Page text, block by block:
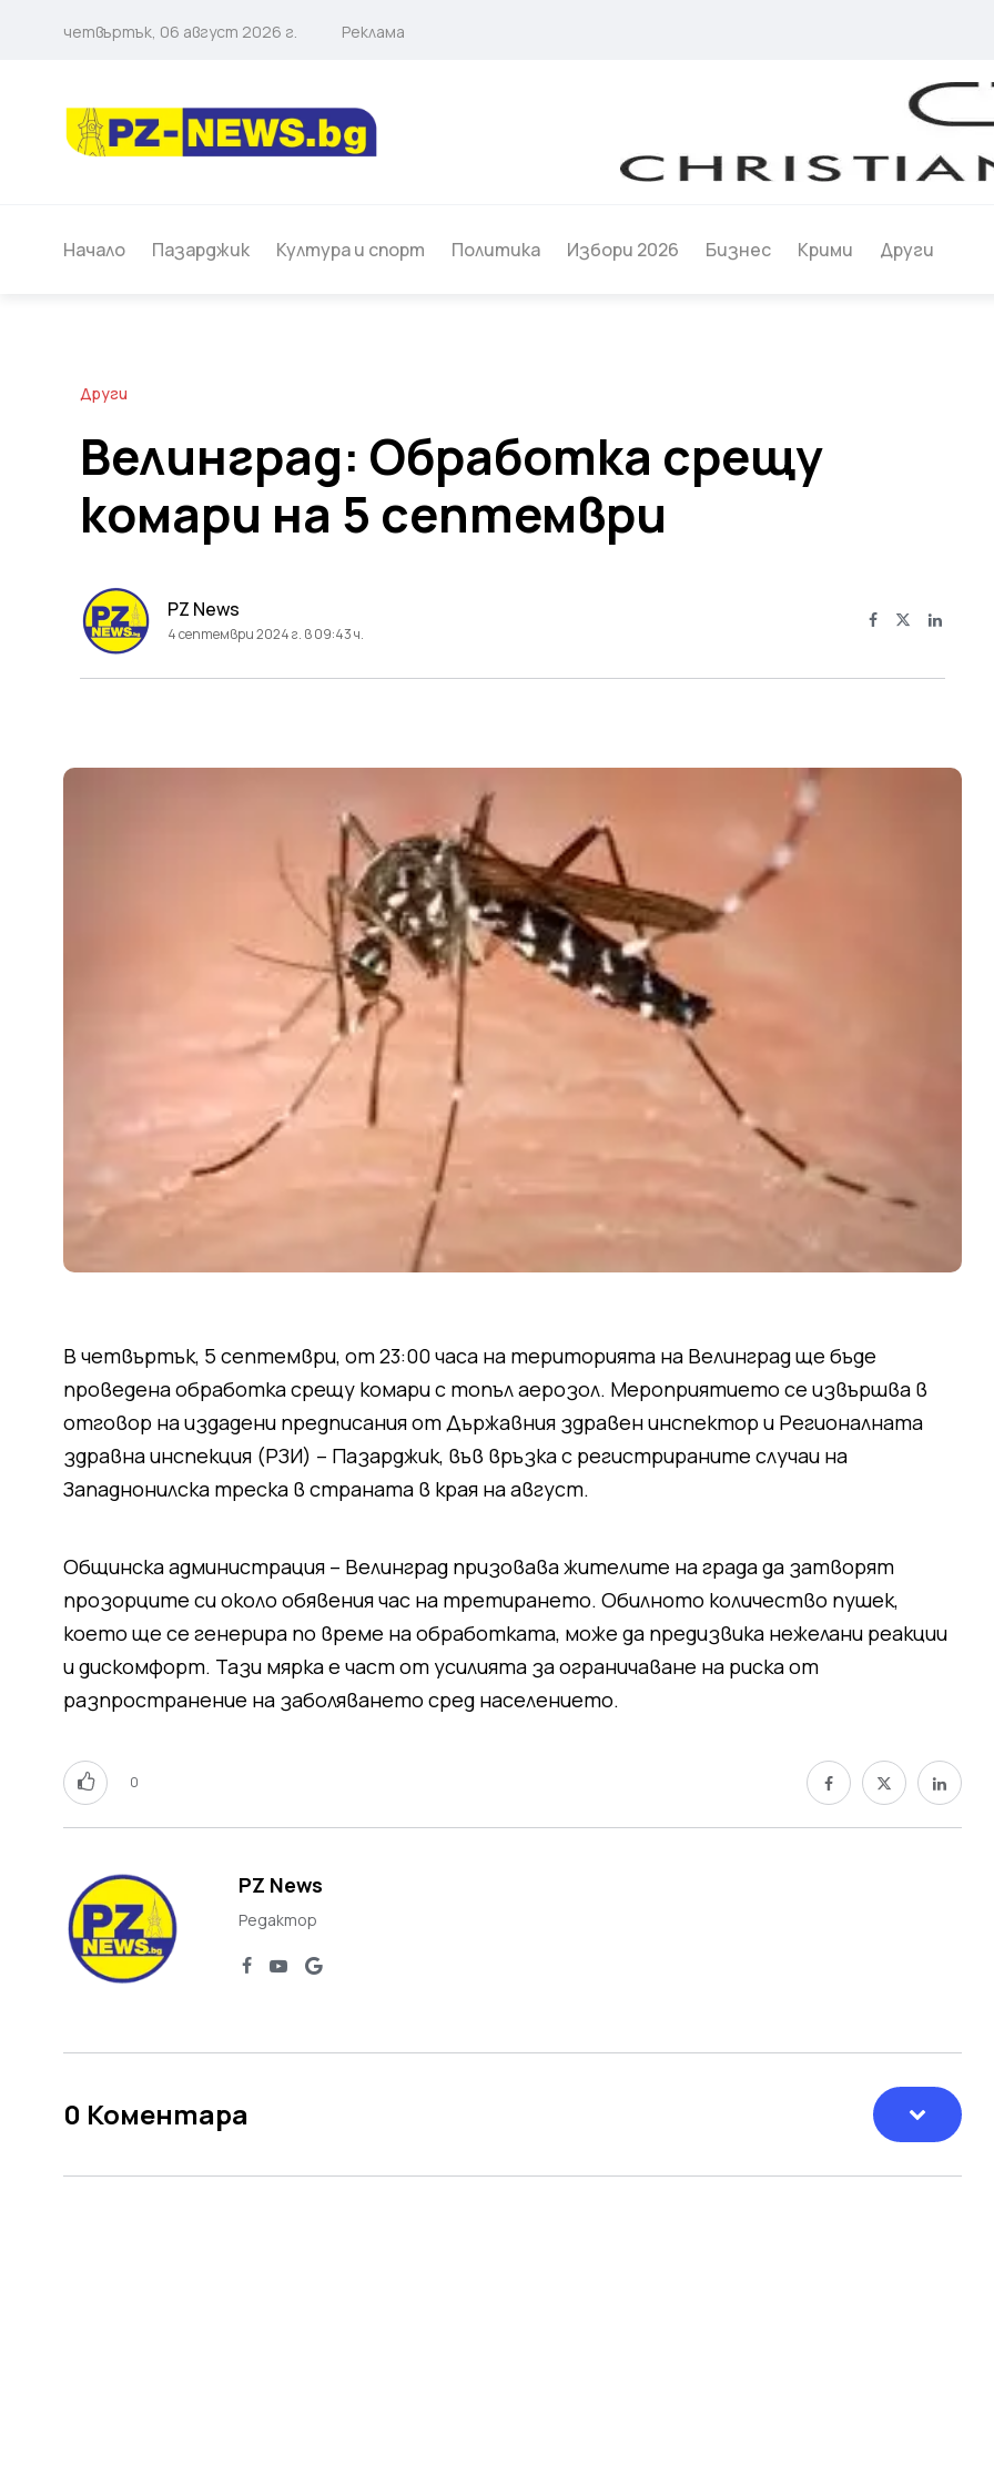
четвъртък, 06 август 2026 г. Реклама
Начало Пазарджик Култура и спорт Политика Избори 2026 Бизнес Крими Други
Други
Велинград: Обработка срещу
комари на 5 септември
PZ News
4 септември 2024 г. в 09:43 ч.
В четвъртък, 5 септември, от 23:00 часа на територията на Велинград ще бъде
проведена обработка срещу комари с топъл аерозол. Мероприятието се извършва в
отговор на издадени предписания от Държавния здравен инспектор и Регионалната
здравна инспекция (РЗИ) – Пазарджик, във връзка с регистрираните случаи на
Западнонилска треска в страната в края на август.
Общинска администрация – Велинград призовава жителите на града да затворят
прозорците си около обявения час на третирането. Обилното количество пушек,
което ще се генерира по време на обработката, може да предизвика нежелани реакции
и дискомфорт. Тази мярка е част от усилията за ограничаване на риска от
разпространение на заболяването сред населението.
0
PZ News
Редактор
0 Коментара